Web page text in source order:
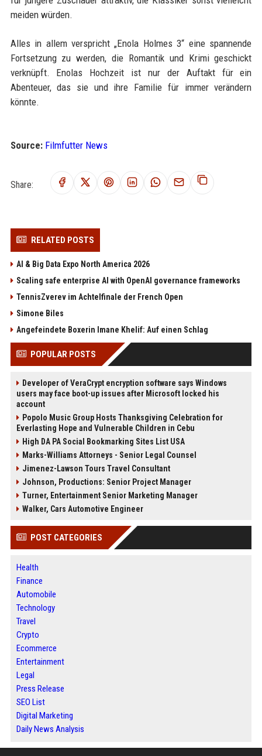
meiden würden.
Alles in allem verspricht „Enola Holmes 3“ eine spannende
Fortsetzung zu werden, die Romantik und Krimi geschickt
verknüpft. Enolas Hochzeit ist nur der Auftakt für ein
Abenteuer, das sie und ihre Familie für immer verändern
könnte.
Source: Filmfutter News
Share:
RELATED POSTS
AI & Big Data Expo North America 2026
Scaling safe enterprise AI with OpenAI governance frameworks
TennisZverev im Achtelfinale der French Open
Simone Biles
Angefeindete Boxerin Imane Khelif: Auf einen Schlag
POPULAR POSTS
Developer of VeraCrypt encryption software says Windows
users may face boot-up issues after Microsoft locked his
account
Popolo Music Group Hosts Thanksgiving Celebration for
Everlasting Hope and Vulnerable Children in Cebu
High DA PA Social Bookmarking Sites List USA
Marks-Williams Attorneys - Senior Legal Counsel
Jimenez-Lawson Tours Travel Consultant
Johnson, Productions: Senior Project Manager
Turner, Entertainment Senior Marketing Manager
Walker, Cars Automotive Engineer
POST CATEGORIES
Health
Finance
Automobile
Technology
Travel
Crypto
Ecommerce
Entertainment
Legal
Press Release
SEO List
Digital Marketing
Daily News Analysis